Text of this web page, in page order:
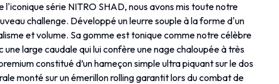
l'iconique série NITRO SHAD, nous avons mis toute notre
challenge. Développé un leurre souple à la forme d'un
et volume. Sa gomme est tonique comme notre célèbre
une large caudale qui lui confère une nage chaloupée à très
constitué d’un hameçon simple ultra piquant sur le dos
monté sur un émerillon rolling garantit lors du combat de